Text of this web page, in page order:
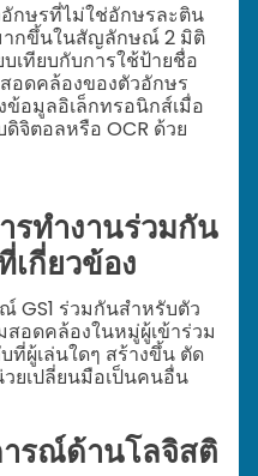
อักษรที่ไม่ใช่อักษรละติน
ากขึ้นในสัญลักษณ์ 2 มิติ
เทียบกับการใช้ป้ายชื่อ
อดคล้องของตัวอักษร
ข้อมูลอิเล็กทรอนิกส์เมื่อ
จิตอลหรือ OCR ด้วย
รทำงานร่วมกัน
กี่ยวข้อง
GS1 ร่วมกันสำหรับตัว
สอดคล้องในหมู่ผู้เข้าร่วม
ที่ผู้เล่นใดๆ สร้างขึ้น ตัด
ยเปลี่ยนมือเป็นคนอื่น
ารณ์ด้านโลจิสติ